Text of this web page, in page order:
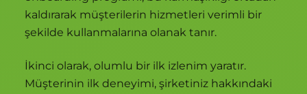
kaldırarak müşterilerin hizmetleri verimli bir
şekilde kullanmalarına olanak tanır.
İkinci olarak, olumlu bir ilk izlenim yaratır.
Müşterinin ilk deneyimi, şirketiniz hakkındaki